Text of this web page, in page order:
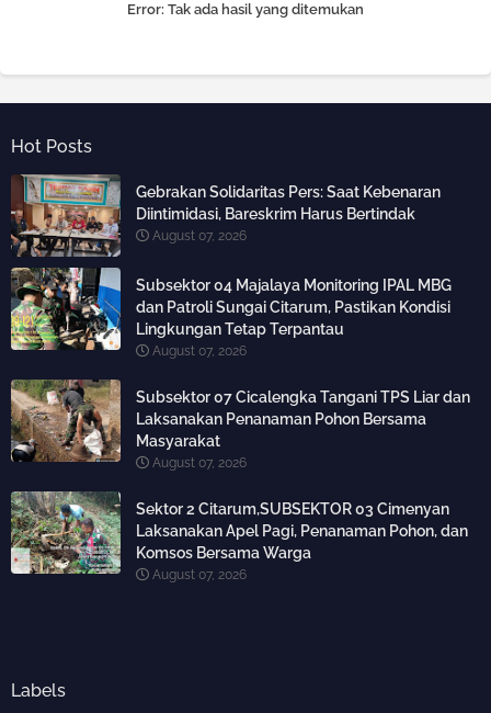
Error: Tak ada hasil yang ditemukan
Hot Posts
Gebrakan Solidaritas Pers: Saat Kebenaran
Diintimidasi, Bareskrim Harus Bertindak
August 07, 2026
Subsektor 04 Majalaya Monitoring IPAL MBG
dan Patroli Sungai Citarum, Pastikan Kondisi
Lingkungan Tetap Terpantau
August 07, 2026
Subsektor 07 Cicalengka Tangani TPS Liar dan
Laksanakan Penanaman Pohon Bersama
Masyarakat
August 07, 2026
Sektor 2 Citarum,SUBSEKTOR 03 Cimenyan
Laksanakan Apel Pagi, Penanaman Pohon, dan
Komsos Bersama Warga
August 07, 2026
Labels